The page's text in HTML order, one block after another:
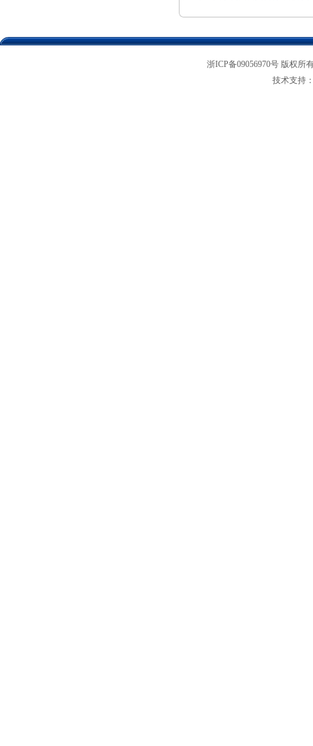
浙ICP备09056970号 版权所
技术支持